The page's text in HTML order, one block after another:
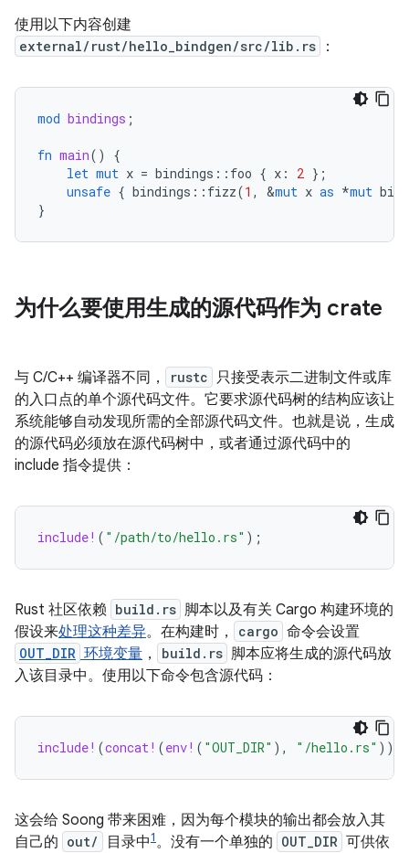
使用以下内容创建
external/rust/hello_bindgen/src/lib.rs ：
mod bindings ;
fn main()
{
let mut x = bindings :: foo { x : 2 };
unsafe { bindings :: fizz(1 , &mut x as *mut
}
为什么要使用生成的源代码作为 crate
与 C/C++ 编译器不同， rustc 只接受表示二进制文件或库
的入口点的单个源代码文件。它要求源代码树的结构应该让
系统能够自动发现所需的全部源代码文件。也就是说，生成
的源代码必须放在源代码树中，或者通过源代码中的
include 指令提供：
include! ( "/path/to/hello.rs" );
Rust 社区依赖 build.rs 脚本以及有关 Cargo 构建环境的
假设来处理这种差异。在构建时， cargo 命令会设置
OUT_DIR 环境变量 ， build.rs 脚本应将生成的源代码放
入该目录中。使用以下命令包含源代码：
include! (concat! (env! ( "OUT_DIR" ), "/hello.rs" ));
这会给 Soong 带来困难，因为每个模块的输出都会放入其
自己的 out/ 目录中1。没有一个单独的 OUT_DIR 可供依